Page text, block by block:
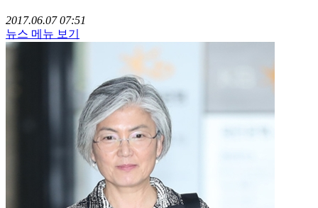
2017.06.07 07:51
뉴스 메뉴 보기